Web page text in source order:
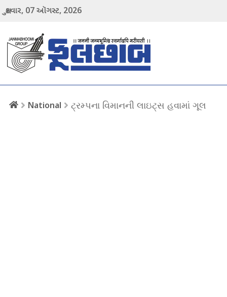
શુક્રવાર, 07ઑગસ્ટ, 2026
National ટ્રમ્પના વિમાનની લાઇટ્સ હવામાં ગૂલ